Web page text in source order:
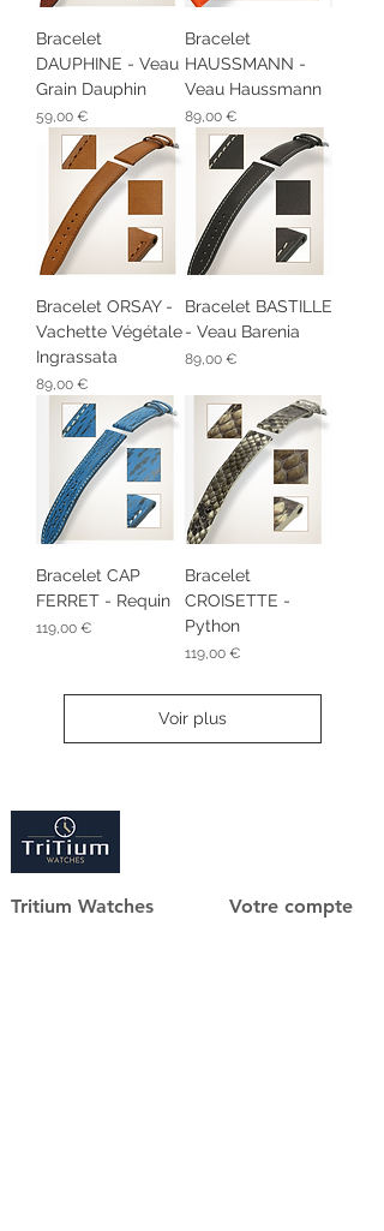
Bracelet
DAUPHINE - Veau
Grain Dauphin
Prix
59,00 €
Bracelet
HAUSSMANN -
Veau Haussmann
Prix
89,00 €
Bracelet ORSAY -
Vachette Végétale
Ingrassata
Prix
89,00 €
Bracelet BASTILLE
- Veau Barenia
Prix
89,00 €
Bracelet CAP
FERRET - Requin
Prix
119,00 €
Bracelet
CROISETTE -
Python
Prix
119,00 €
Voir plus
Tritium Watches
Votre compte